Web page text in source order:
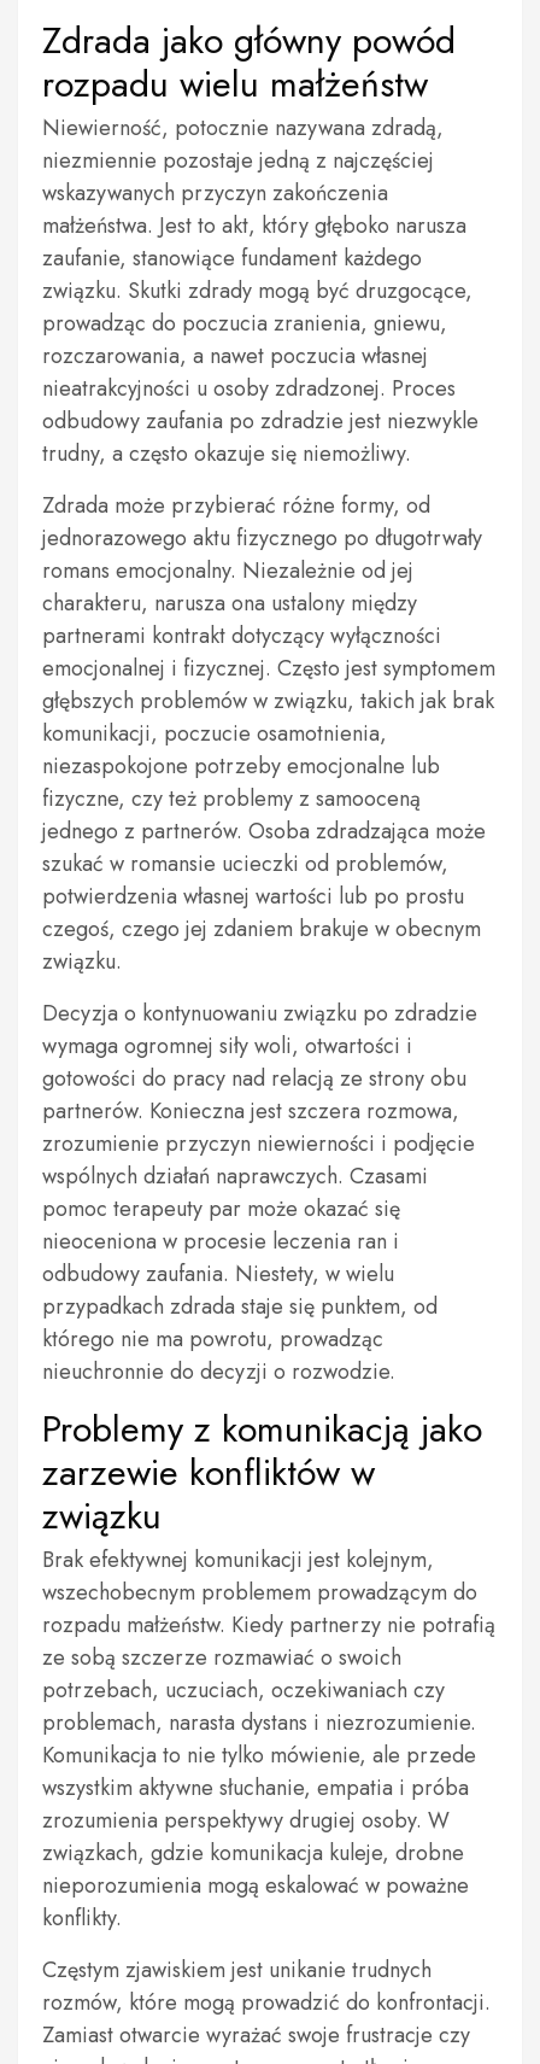
Zdrada jako główny powód
rozpadu wielu małżeństw
Niewierność, potocznie nazywana zdradą,
niezmiennie pozostaje jedną z najczęściej
wskazywanych przyczyn zakończenia
małżeństwa. Jest to akt, który głęboko narusza
zaufanie, stanowiące fundament każdego
związku. Skutki zdrady mogą być druzgocące,
prowadząc do poczucia zranienia, gniewu,
rozczarowania, a nawet poczucia własnej
nieatrakcyjności u osoby zdradzonej. Proces
odbudowy zaufania po zdradzie jest niezwykle
trudny, a często okazuje się niemożliwy.
Zdrada może przybierać różne formy, od
jednorazowego aktu fizycznego po długotrwały
romans emocjonalny. Niezależnie od jej
charakteru, narusza ona ustalony między
partnerami kontrakt dotyczący wyłączności
emocjonalnej i fizycznej. Często jest symptomem
głębszych problemów w związku, takich jak brak
komunikacji, poczucie osamotnienia,
niezaspokojone potrzeby emocjonalne lub
fizyczne, czy też problemy z samooceną
jednego z partnerów. Osoba zdradzająca może
szukać w romansie ucieczki od problemów,
potwierdzenia własnej wartości lub po prostu
czegoś, czego jej zdaniem brakuje w obecnym
związku.
Decyzja o kontynuowaniu związku po zdradzie
wymaga ogromnej siły woli, otwartości i
gotowości do pracy nad relacją ze strony obu
partnerów. Konieczna jest szczera rozmowa,
zrozumienie przyczyn niewierności i podjęcie
wspólnych działań naprawczych. Czasami
pomoc terapeuty par może okazać się
nieoceniona w procesie leczenia ran i
odbudowy zaufania. Niestety, w wielu
przypadkach zdrada staje się punktem, od
którego nie ma powrotu, prowadząc
nieuchronnie do decyzji o rozwodzie.
Problemy z komunikacją jako
zarzewie konfliktów w
związku
Brak efektywnej komunikacji jest kolejnym,
wszechobecnym problemem prowadzącym do
rozpadu małżeństw. Kiedy partnerzy nie potrafią
ze sobą szczerze rozmawiać o swoich
potrzebach, uczuciach, oczekiwaniach czy
problemach, narasta dystans i niezrozumienie.
Komunikacja to nie tylko mówienie, ale przede
wszystkim aktywne słuchanie, empatia i próba
zrozumienia perspektywy drugiej osoby. W
związkach, gdzie komunikacja kuleje, drobne
nieporozumienia mogą eskalować w poważne
konflikty.
Częstym zjawiskiem jest unikanie trudnych
rozmów, które mogą prowadzić do konfrontacji.
Zamiast otwarcie wyrażać swoje frustracje czy